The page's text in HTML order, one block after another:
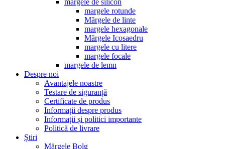
margele de silicon
margele rotunde
Mărgele de linte
margele hexagonale
Mărgele Icosaedru
margele cu litere
margele focale
margele de lemn
Despre noi
Avantajele noastre
Testare de siguranță
Certificate de produs
Informații despre produs
Informații și politici importante
Politică de livrare
Știri
Mărgele Bolg